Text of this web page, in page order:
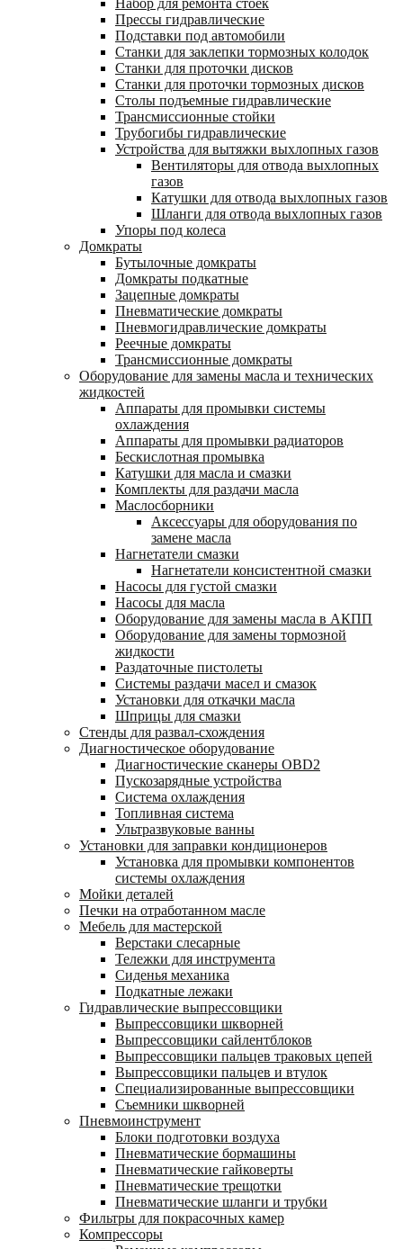
Набор для ремонта стоек
Прессы гидравлические
Подставки под автомобили
Станки для заклепки тормозных колодок
Станки для проточки дисков
Станки для проточки тормозных дисков
Столы подъемные гидравлические
Трансмиссионные стойки
Трубогибы гидравлические
Устройства для вытяжки выхлопных газов
Вентиляторы для отвода выхлопных
газов
Катушки для отвода выхлопных газов
Шланги для отвода выхлопных газов
Упоры под колеса
Домкраты
Бутылочные домкраты
Домкраты подкатные
Зацепные домкраты
Пневматические домкраты
Пневмогидравлические домкраты
Реечные домкраты
Трансмиссионные домкраты
Оборудование для замены масла и технических
жидкостей
Аппараты для промывки системы
охлаждения
Аппараты для промывки радиаторов
Бескислотная промывка
Катушки для масла и смазки
Комплекты для раздачи масла
Маслосборники
Аксессуары для оборудования по
замене масла
Нагнетатели смазки
Нагнетатели консистентной смазки
Насосы для густой смазки
Насосы для масла
Оборудование для замены масла в АКПП
Оборудование для замены тормозной
жидкости
Раздаточные пистолеты
Системы раздачи масел и смазок
Установки для откачки масла
Шприцы для смазки
Стенды для развал-схождения
Диагностическое оборудование
Диагностические сканеры OBD2
Пускозарядные устройства
Система охлаждения
Топливная система
Ультразвуковые ванны
Установки для заправки кондиционеров
Установка для промывки компонентов
системы охлаждения
Мойки деталей
Печки на отработанном масле
Мебель для мастерской
Верстаки слесарные
Тележки для инструмента
Сиденья механика
Подкатные лежаки
Гидравлические выпрессовщики
Выпрессовщики шкворней
Выпрессовщики сайлентблоков
Выпрессовщики пальцев траковых цепей
Выпрессовщики пальцев и втулок
Специализированные выпрессовщики
Cъемники шкворней
Пневмоинструмент
Блоки подготовки воздуха
Пневматические бормашины
Пневматические гайковерты
Пневматические трещотки
Пневматические шланги и трубки
Фильтры для покрасочных камер
Компрессоры